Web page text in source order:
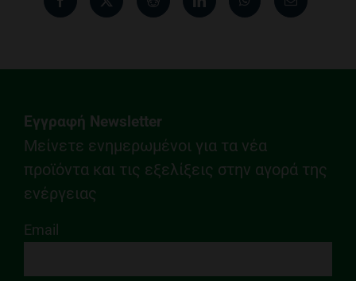
Εγγραφή Newsletter
Μείνετε ενημερωμένοι για τα νέα
προϊόντα και τις εξελίξεις στην αγορά της
ενέργειας
Email